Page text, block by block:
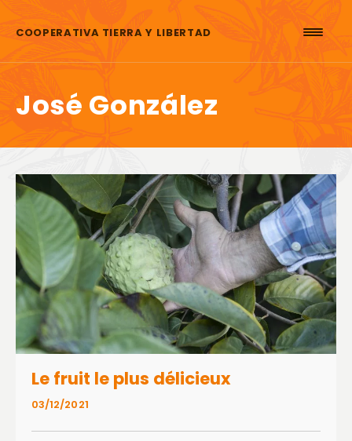
COOPERATIVA TIERRA Y LIBERTAD
José González
03/12/2021
Le fruit le plus délicieux